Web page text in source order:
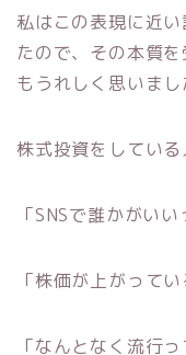
私はこの表現に近
たので、その本質
もうれしく思いまし
株式投資をしている
「SNSで誰かがい
「株価が上がってい
「なんとなく流行っ